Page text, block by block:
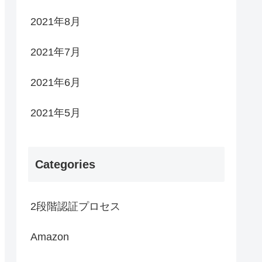
2021年8月
2021年7月
2021年6月
2021年5月
Categories
2段階認証プロセス
Amazon